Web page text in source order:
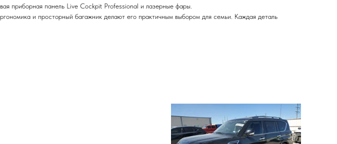
приборная панель Live Cockpit Professional и лазерные фары.
и просторный багажник делают его практичным выбором для семьи. Каждая деталь